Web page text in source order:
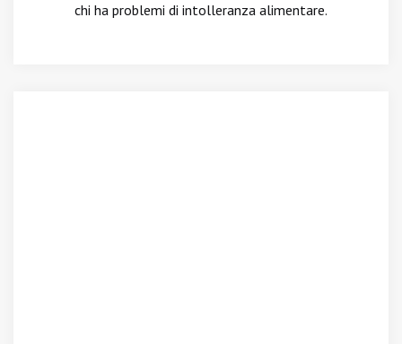
chi ha problemi di intolleranza alimentare.